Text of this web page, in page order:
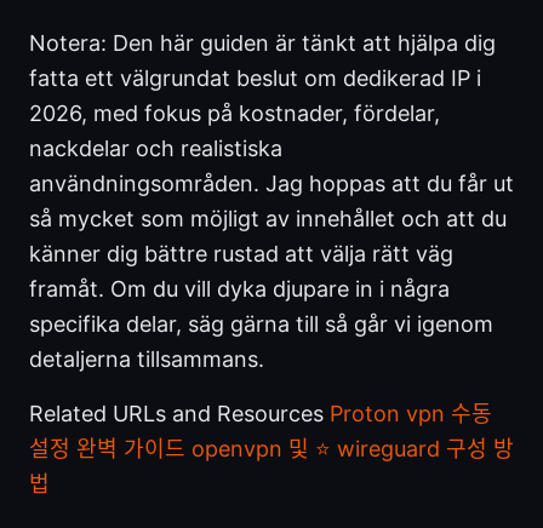
Notera: Den här guiden är tänkt att hjälpa dig
fatta ett välgrundat beslut om dedikerad IP i
2026, med fokus på kostnader, fördelar,
nackdelar och realistiska
användningsområden. Jag hoppas att du får ut
så mycket som möjligt av innehållet och att du
känner dig bättre rustad att välja rätt väg
framåt. Om du vill dyka djupare in i några
specifika delar, säg gärna till så går vi igenom
detaljerna tillsammans.
Related URLs and Resources Proton vpn 수동
설정 완벽 가이드 openvpn 및 ⭐ wireguard 구성 방
법